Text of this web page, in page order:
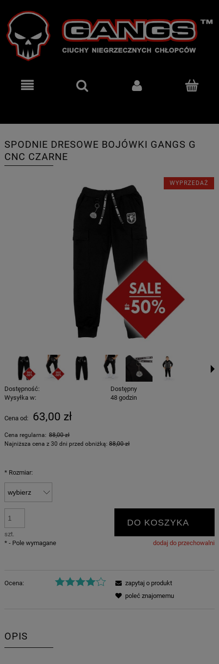
SPODNIE DRESOWE BOJÓWKI GANGS G
CNC CZARNE
WYPRZEDAŻ
Dostępność:
Dostępny
Wysyłka w:
48 godzin
Cena od: 63,00 zł
Cena regularna: 88,00 zł
Najniższa cena z 30 dni przed obniżką: 88,00 zł
*Rozmiar:
szt.
DO KOSZYKA
dodaj do przechowalni
*- Pole wymagane
Ocena:
zapytaj o produkt
poleć znajomemu
OPIS